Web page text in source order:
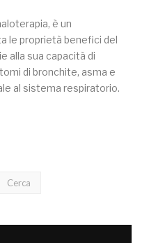
è un
le proprietà benefici del
alla sua capacità di
di bronchite, asma e
al sistema respiratorio.